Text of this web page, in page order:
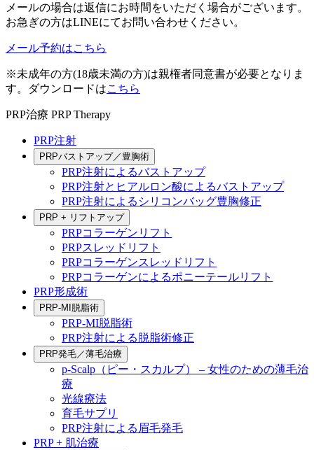
メールの場合は返信にお時間をいただく場合がございます。
お急ぎの方はLINEにてお問い合わせください。
メール予約はこちら
※未成年の方(18歳未満の方)は親権者同意書が必要となりま
す。ダウンロードはこちら
PRP治療 PRP Therapy
PRP注射
PRPバストアップ／豊胸術
PRP注射によるバストアップ
PRP注射とヒアルロン酸によるバストアップ
PRP注射によるシリコンバッグ豊胸修正
PRP + リフトアップ
PRPコラーゲンリフト
PRPスレッドリフト
PRPコラーゲンスレッドリフト
PRPコラーゲンによるポニーテールリフト
PRP形成術
PRP-MI脱脂術
PRP-MI脱脂術
PRP注射による脱脂術修正
PRP発毛／薄毛治療
p-Scalp（ピー・スカルプ） – 女性のための薄毛治
療
光線療法
育毛サプリ
PRP注射による眉毛発毛
PRP + 肌治療